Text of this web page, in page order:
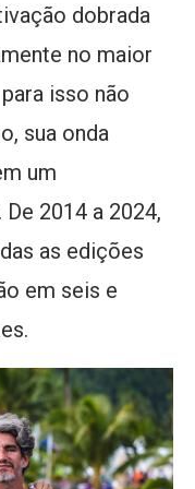
dobrada
no maior
isso não
sua onda
um
2014 a 2024,
as edições
em seis e